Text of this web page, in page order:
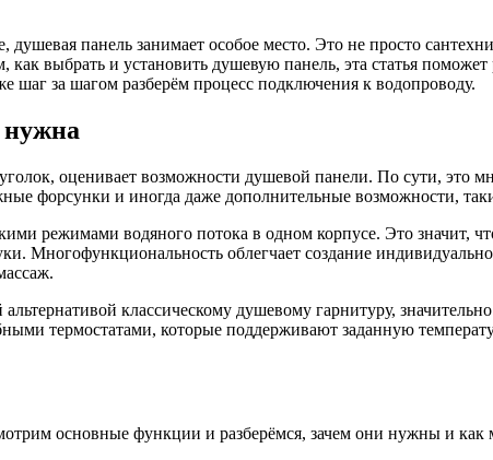
панель занимает особое место. Это не просто
выбрать и установить душевую панель, эта статья
за шагом разберём процесс подключения к водопроводу.
нужна
оценивает возможности душевой панели. По сути, это
форсунки и иногда даже дополнительные возможности,
режимами водяного потока в одном корпусе. Это
Многофункциональность облегчает создание
классическому душевому гарнитуру,
термостатами, которые поддерживают заданную
основные функции и разберёмся, зачем они нужны и